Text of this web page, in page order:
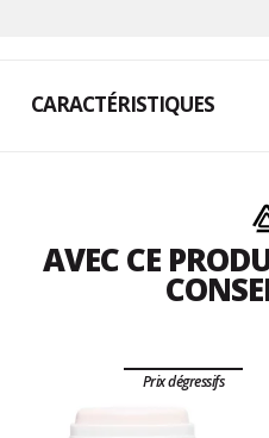
CARACTÉRISTIQUES
AVEC CE
Prix dégressifs